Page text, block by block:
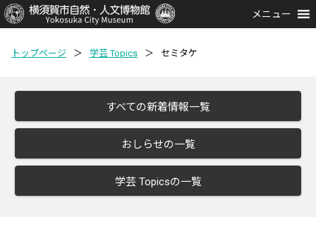
メニュー
トップページ ＞ 学芸 Topics ＞ セミタケ
すべての新着情報一覧
おしらせの一覧
学芸 Topicsの一覧